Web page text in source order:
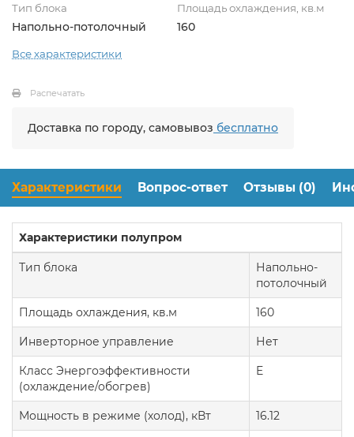
Тип блока
Напольно-потолочный
Площадь охлаждения, кв.м
160
Все характеристики
Распечатать
Доставка по городу, самовывоз бесплатно
Характеристики Вопрос-ответ Отзывы (0)
Характеристики полупром
Тип блока
Напольно-
потолочный
Площадь охлаждения, кв.м 160
Инверторное управление Нет
Класс Энергоэффективности
(охлаждение/обогрев)
E
Мощность в режиме (холод), кВт 16.12